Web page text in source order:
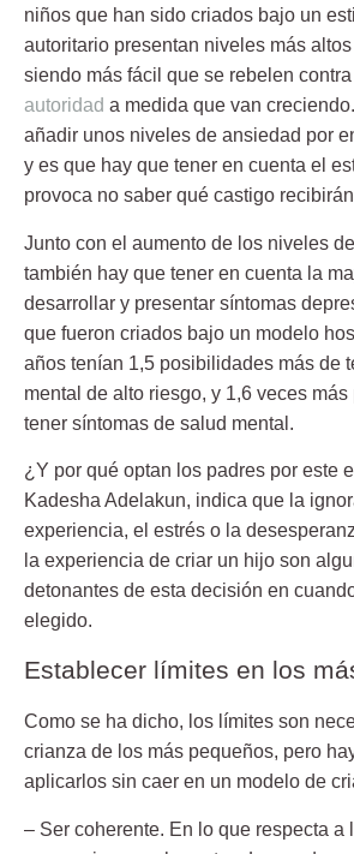
niños que han sido criados bajo un
autoritario presentan niveles más
siendo más fácil que se rebelen
autoridad a medida que van
añadir unos niveles de ansiedad por
y es que hay que tener en cuenta el
provoca no saber qué castigo
Junto con el aumento de los niveles
también hay que tener en cuenta la
desarrollar y presentar síntomas
que fueron criados bajo un modelo
años tenían 1,5 posibilidades más de
mental de alto riesgo, y 1,6 veces
tener síntomas de salud mental.
¿Y por qué optan los padres por este
Kadesha Adelakun, indica que la
experiencia, el estrés o la
la experiencia de criar un hijo son
detonantes de esta decisión en
elegido.
Establecer límites en los
Como se ha dicho, los límites son
crianza de los más pequeños, pero
aplicarlos sin caer en un modelo de
– Ser coherente. En lo que respecta a